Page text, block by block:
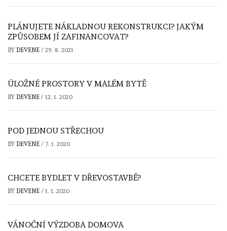
PLÁNUJETE NÁKLADNOU REKONSTRUKCI? JAKÝM
ZPŮSOBEM JÍ ZAFINANCOVAT?
BY DEVENE / 29. 8. 2021
ÚLOŽNÉ PROSTORY V MALÉM BYTĚ
BY DEVENE / 12. 1. 2020
POD JEDNOU STŘECHOU
BY DEVENE / 7. 1. 2020
CHCETE BYDLET V DŘEVOSTAVBĚ?
BY DEVENE / 1. 1. 2020
VÁNOČNÍ VÝZDOBA DOMOVA